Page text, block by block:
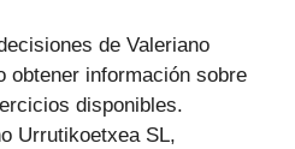
de Valeriano
obtener información sobre
disponibles.
Urrutikoetxea SL,